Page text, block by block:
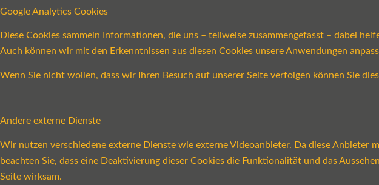
Google Analytics Cookies
Diese Cookies sammeln Informationen, die uns – teilweise zusammengefasst – dabei
Auch können wir mit den Erkenntnissen aus diesen Cookies unsere Anwendungen
Wenn Sie nicht wollen, dass wir Ihren Besuch auf unserer Seite verfolgen können Sie
Andere externe Dienste
Wir nutzen verschiedene externe Dienste wie externe Videoanbieter. Da diese Anbieter
beachten Sie, dass eine Deaktivierung dieser Cookies die Funktionalität und das
Seite wirksam.